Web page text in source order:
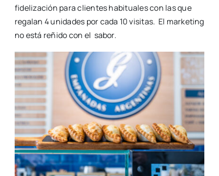
fidelización para clientes habituales con las que
regalan 4 unidades por cada 10 visitas. El marketing
no está reñido con el sabor.